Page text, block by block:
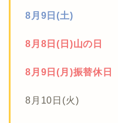
8月9日(土)
8月8日(日)山の日
8月9日(月)振替休日
8月10日(火)